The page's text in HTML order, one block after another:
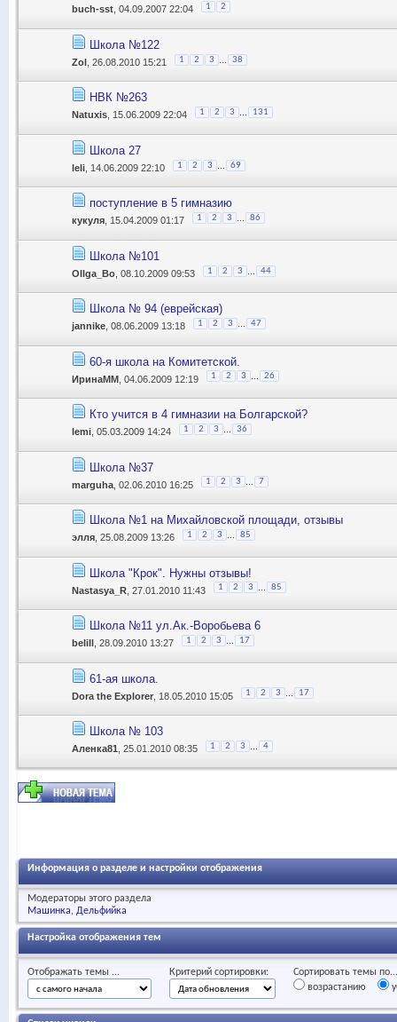
buch-sst , 04.09.2007 22:04 1 2
Школа №122
Zol , 26.08.2010 15:21 1 2 3 38
НВК №263
Natuxis , 15.06.2009 22:04 1 2 3 131
Школа 27
leli , 14.06.2009 22:10 1 2 3 69
поступление в 5 гимназию
кукуля , 15.04.2009 01:17 1 2 3 86
Школа №101
Ollga_Bo , 08.10.2009 09:53 1 2 3 44
Школа № 94 (еврейская)
jannike , 08.06.2009 13:18 1 2 3 47
60-я школа на Комитетской.
ИринаММ , 04.06.2009 12:19 1 2 3 ... 26
Кто учится в 4 гимназии на Болгарской?
lemi , 05.03.2009 14:24 1 2 3 36
Школа №37
marguha , 02.06.2010 16:25 1 2 3 ... 7
Школа №1 на Михайловской площади, отзывы
элля , 25.08.2009 13:26 1 2 3 85
Школа "Крок". Нужны отзывы!
Nastasya_R , 27.01.2010 11:43 1 2 3 85
Школа №11 ул.Ак.-Воробьева 6
belill , 28.09.2010 13:27 1 2 3 17
61-ая школа.
Dora the Explorer , 18.05.2010 15:05 1 2 3 17
Школа № 103
Аленка81 , 25.01.2010 08:35 1 2 3 4
Информация о разделе и настройки отображения
Модераторы этого раздела
Машинка Дельфийка
Настройка отображения тем
Отображать темы ... Критерий сортировки:
Сортировать темы по...
возрастанию